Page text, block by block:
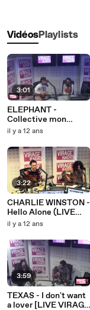
VidéosPlaylists
3:01
ELEPHANT -
Collective mon
amour (VIRAGE
il y a 12 ans
3:22
CHARLIE WINSTON -
Hello Alone (LIVE
VIRAGE RADIO)
il y a 12 ans
3:59
TEXAS - I don't want
a lover [LIVE VIRAGE